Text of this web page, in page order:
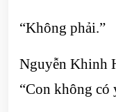
“Không phải.”
Nguyễn Khinh
“Con không có